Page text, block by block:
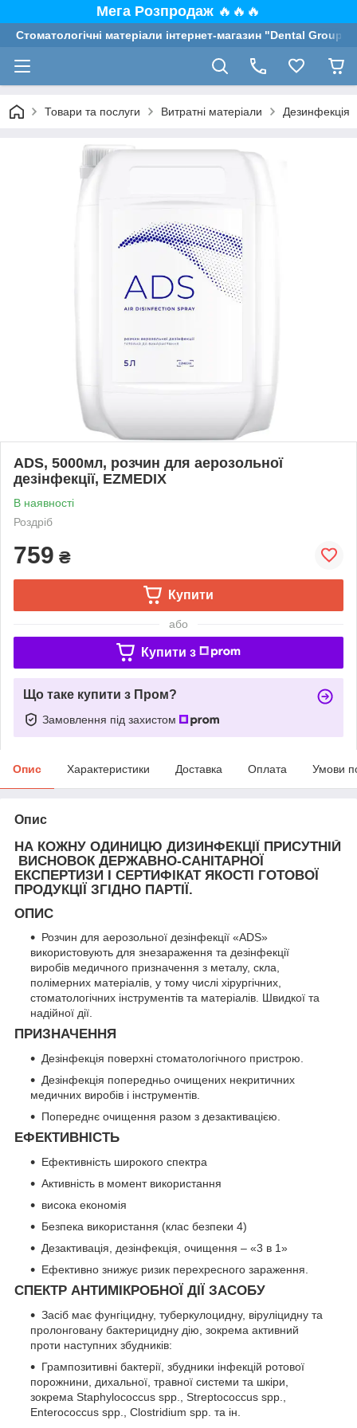
Мега Розпродаж 🔥🔥🔥
Стоматологічні матеріали інтернет-магазин "Dental Group"
Товари та послуги Витратні матеріали Дезинфекція
ADS, 5000мл, розчин для аерозольної
дезінфекції, EZMEDIX
В наявності
Роздріб
759 ₴
Купити
або
Купити з
Що таке купити з Пром?
Замовлення під захистом
Опис Характеристики Доставка Оплата Умови
Опис
НА КОЖНУ ОДИНИЦЮ ДИЗИНФЕКЦІЇ ПРИСУТНІЙ
ВИСНОВОК ДЕРЖАВНО-САНІТАРНОЇ
ЕКСПЕРТИЗИ І СЕРТИФІКАТ ЯКОСТІ ГОТОВОЇ
ПРОДУКЦІЇ ЗГІДНО ПАРТІЇ.
ОПИС
Розчин для аерозольної дезінфекції «ADS»
використовують для знезараження та дезінфекції
виробів медичного призначення з металу, скла,
полімерних матеріалів, у тому числі хірургічних,
стоматологічних інструментів та матеріалів. Швидкої та
надійної дії.
ПРИЗНАЧЕННЯ
Дезінфекція поверхні стоматологічного пристрою.
Дезінфекція попередньо очищених некритичних
медичних виробів і інструментів.
Попереднє очищення разом з дезактивацією.
ЕФЕКТИВНІСТЬ
Ефективність широкого спектра
Активність в момент використання
висока економія
Безпека використання (клас безпеки 4)
Дезактивація, дезінфекція, очищення – «3 в 1»
Ефективно знижує ризик перехресного зараження.
СПЕКТР АНТИМІКРОБНОЇ ДІЇ ЗАСОБУ
Засіб має фунгіцидну, туберкулоцидну, віруліцидну та
пролонговану бактерицидну дію, зокрема активний
проти наступних збудників:
Грампозитивні бактерії, збудники інфекцій ротової
порожнини, дихальної, травної системи та шкіри,
зокрема Staphylococcus spp., Streptococcus spp.,
Enterococcus spp., Clostridium spp. та ін.